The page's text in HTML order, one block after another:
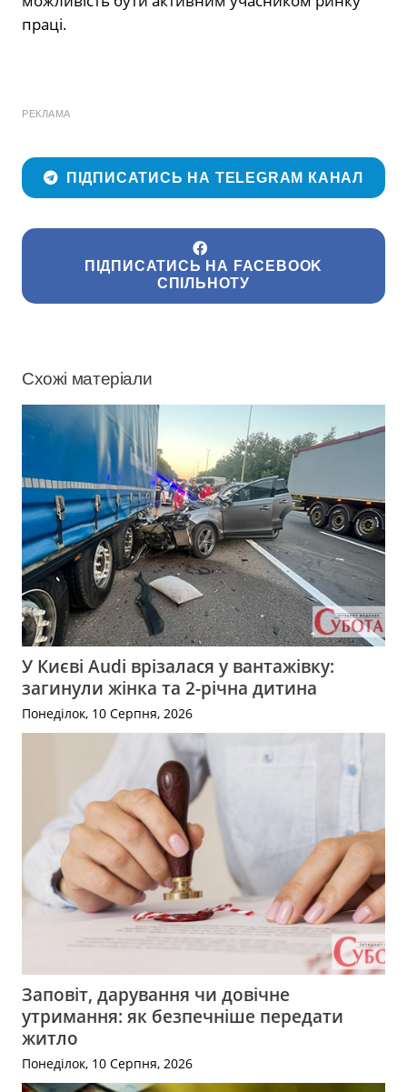
праці.
РЕКЛАМА
ПІДПИСАТИСЬ НА TELEGRAM КАНАЛ
ПІДПИСАТИСЬ НА FACEBOOK
СПІЛЬНОТУ
Схожі матеріали
У Києві Audi врізалася у вантажівку:
загинули жінка та 2-річна дитина
Понеділок, 10 Серпня, 2026
Заповіт, дарування чи довічне
утримання: як безпечніше передати
житло
Понеділок, 10 Серпня, 2026